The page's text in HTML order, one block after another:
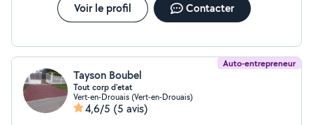
Voir le profil Contacter
Auto-entrepreneur
Tayson Boubel
Tout corp d'etat
Vert-en-Drouais (Vert-en-Drouais)
4,6/5 (5 avis)